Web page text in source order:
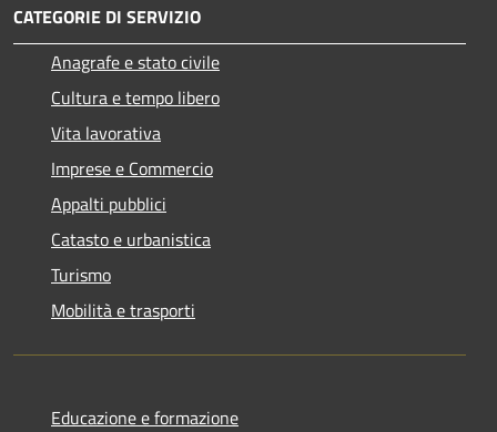
CATEGORIE DI SERVIZIO
Anagrafe e stato civile
Cultura e tempo libero
Vita lavorativa
Imprese e Commercio
Appalti pubblici
Catasto e urbanistica
Turismo
Mobilità e trasporti
Educazione e formazione